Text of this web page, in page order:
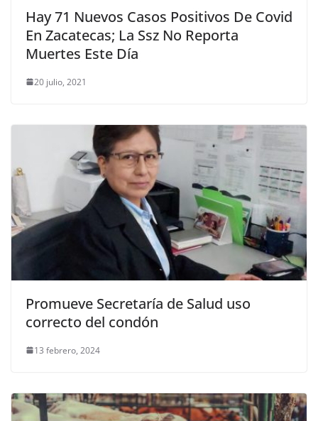
Hay 71 Nuevos Casos Positivos De Covid
En Zacatecas; La Ssz No Reporta
Muertes Este Día
20 julio, 2021
Promueve Secretaría de Salud uso
correcto del condón
13 febrero, 2024